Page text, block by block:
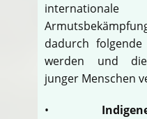
dadurch
werden und die
junger Menschen
•